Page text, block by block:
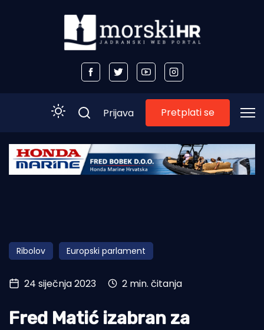
Početna
Obala
Otoci
Turizam i nautika
Pomorstvo
Prijava Pretplati se
Ribolov Europski parlament
24 siječnja 2023 2 min. čitanja
Fred Matić izabran za